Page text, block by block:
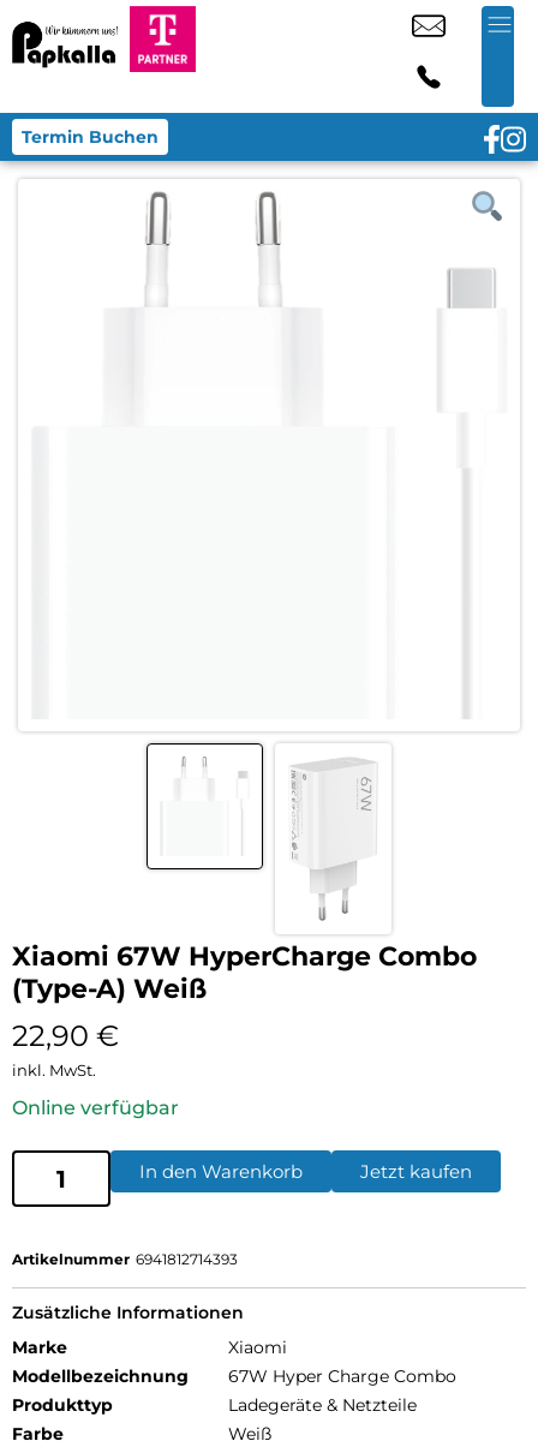
Termin Buchen
Xiaomi 67W HyperCharge Combo
(Type-A) Weiß
22,90 €
inkl. MwSt.
Online verfügbar
In den Warenkorb Jetzt kaufen
Artikelnummer 6941812714393
Zusätzliche Informationen
Marke
Xiaomi
Modellbezeichnung
67W Hyper Charge Combo
Produkttyp
Ladegeräte & Netzteile
Farbe
Weiß